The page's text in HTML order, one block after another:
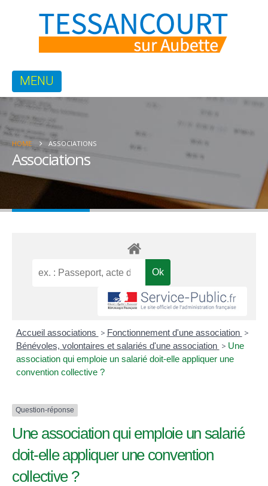
HOME ASSOCIATIONS
Associations
Accueil associations > Fonctionnement d'une association >
Bénévoles, volontaires et salariés d'une association > Une
association qui emploie un salarié doit-elle appliquer une
convention collective ?
Question-réponse
Une association qui emploie un salarié
doit-elle appliquer une convention
collective ?